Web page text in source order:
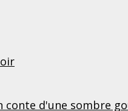
conte d'une sombre